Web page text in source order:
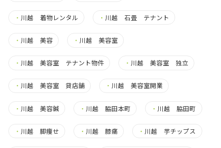
・ 川越 着物レンタル ・ 川越 石畳 テナント
・ 川越 美容 ・ 川越 美容室
・ 川越 美容室 テナント物件 ・ 川越 美容室 独立
・ 川越 美容室 貸店舗 ・ 川越 美容室開業
・ 川越 美容鍼 ・ 川越 脇田本町 ・ 川越 脇田町
・ 川越 脚痩せ ・ 川越 膝痛 ・ 川越 芋チップス